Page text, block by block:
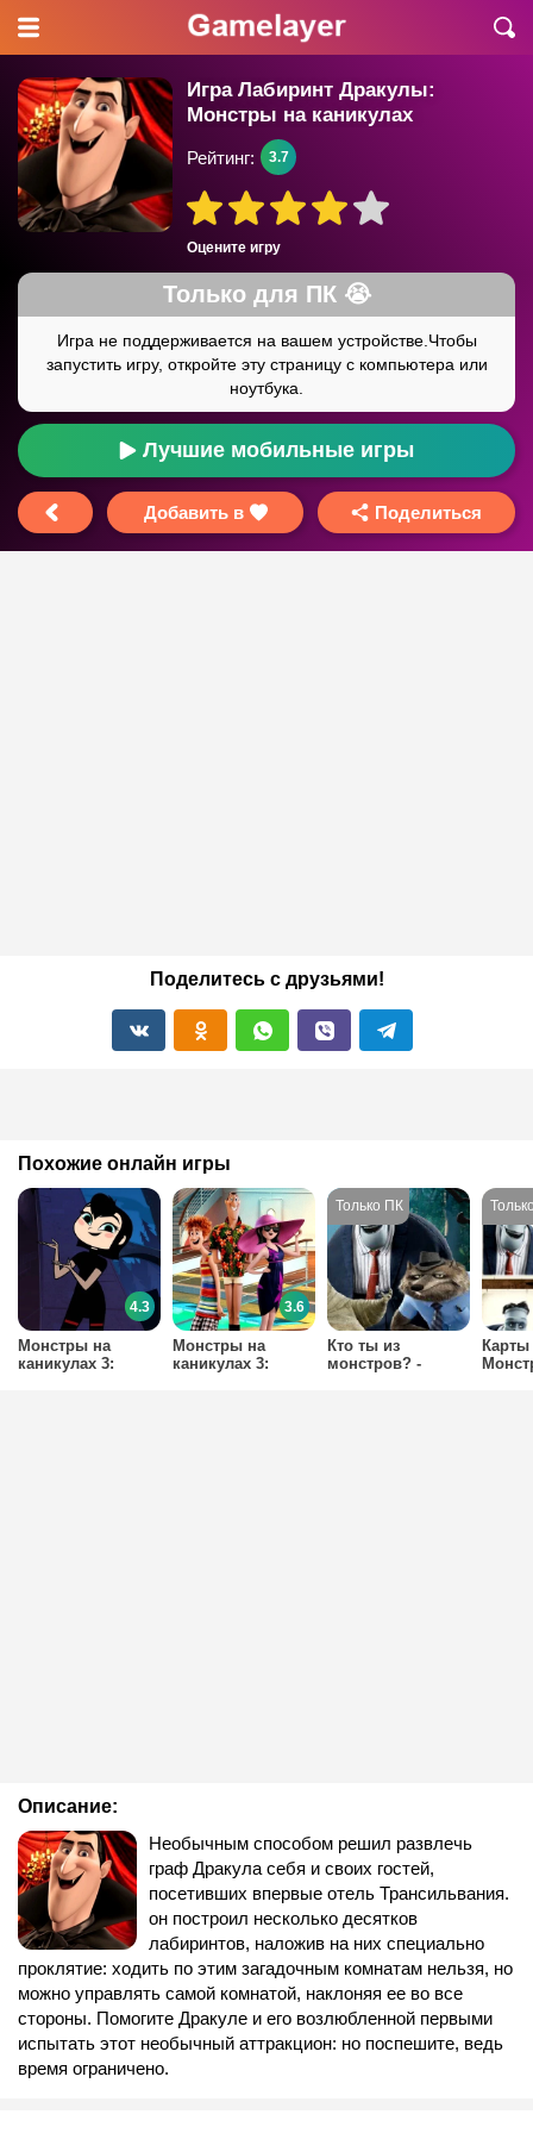
Игра Лабиринт Дракулы:
Монстры на каникулах
Оцените игру
Рейтинг: 3.7
Лучшие мобильные игры
Добавить в Поделиться
Поделитесь с друзьями!
Описание:
Необычным способом решил развлечь
граф Дракула себя и своих гостей,
посетивших впервые отель Трансильвания.
он построил несколько десятков
лабиринтов, наложив на них специально
проклятие: ходить по этим загадочным комнатам нельзя, но
можно управлять самой комнатой, наклоняя ее во все
стороны. Помогите Дракуле и его возлюбленной первыми
испытать этот необычный аттракцион: но поспешите, ведь
время ограничено.
Похожие онлайн игры
Кто ты из
монстров? -
Монстры на
каникулах 3:
4.3
Монстры на
каникулах 3:
3.6